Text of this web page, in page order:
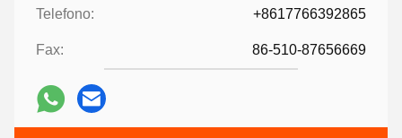
Telefono: +8617766392865
Fax: 86-510-87656669